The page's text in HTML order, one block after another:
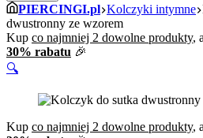
PIERCINGI.pl Kolczyki intymne
dwustronny ze wzorem
Kup co najmniej 2 dowolne produkty,
30% rabatu 🎉
🔍
Kup co najmniej 2 dowolne produkty,